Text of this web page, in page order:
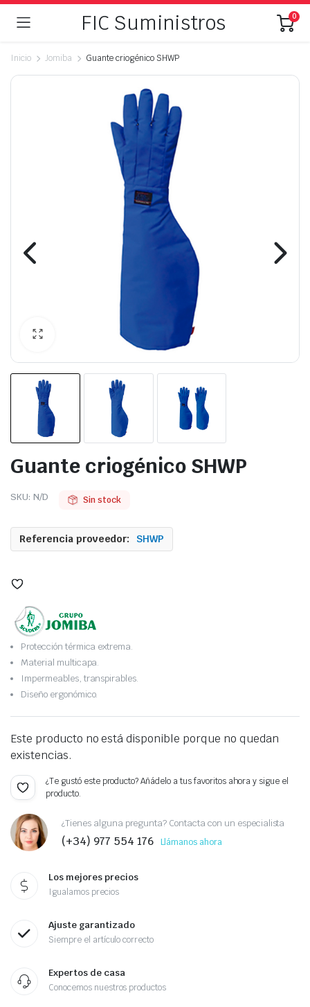
FIC Suministros 0
Inicio Jomiba Guante criogénico SHWP
Guante criogénico SHWP
SKU: N/D Sin stock
Referencia proveedor: SHWP
Protección térmica extrema.
Material multicapa.
Impermeables, transpirables.
Diseño ergonómico.
Este producto no está disponible porque no quedan
existencias.
¿Te gustó este producto? Añádelo a tus favoritos ahora y sigue el
producto.
¿Tienes alguna pregunta? Contacta con un especialista
(+34) 977 554 176 Llámanos ahora
Los mejores precios
Igualamos precios
Ajuste garantizado
Siempre el artículo correcto
Expertos de casa
Conocemos nuestros productos